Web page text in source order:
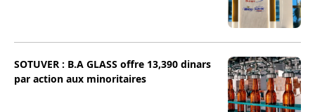
SOTUVER : B.A GLASS offre 13,390 dinars
par action aux minoritaires